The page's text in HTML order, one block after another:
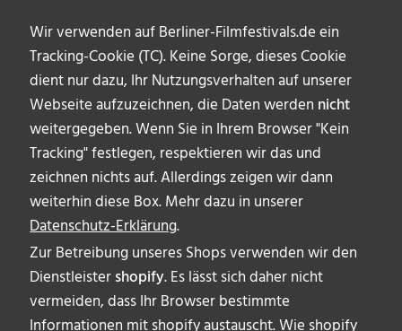
Wir verwenden auf Berliner-Filmfestivals.de ein
Tracking-Cookie (TC). Keine Sorge, dieses Cookie
dient nur dazu, Ihr Nutzungsverhalten auf unserer
Webseite aufzuzeichnen, die Daten werden nicht
weitergegeben. Wenn Sie in Ihrem Browser "Kein
Tracking" festlegen, respektieren wir das und
zeichnen nichts auf. Allerdings zeigen wir dann
weiterhin diese Box. Mehr dazu in unserer
Datenschutz-Erklärung.
Zur Betreibung unseres Shops verwenden wir den
Dienstleistershopify. Es lässt sich daher nicht
vermeiden, dass Ihr Browser bestimmte
Informationen mit shopify austauscht. Wie shopify
ÜBER UNS